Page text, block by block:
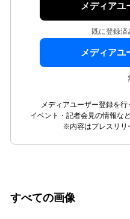
メディアユ
既に登録済
メディアユ
メディアユーザー登録を行
イベント・記者会見の情報な
※内容はプレスリリ
すべての画像